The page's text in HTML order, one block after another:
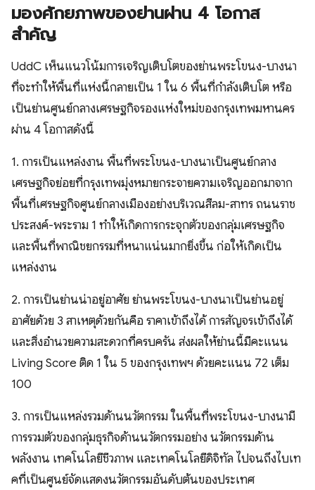
มองศักยภาพของย่านผ่าน 4 โอกาส
สำคัญ
UddC เห็นแนวโน้มการเจริญเติบโตของย่านพระโขนง-บางนา
ที่จะทำให้พื้นที่แห่งนี้กลายเป็น 1 ใน 6 พื้นที่กำลังเติบโต หรือ
เป็นย่านศูนย์กลางเศรษฐกิจรองแห่งใหม่ของกรุงเทพมหานคร
ผ่าน 4 โอกาสดังนี้
1. การเป็นแหล่งงาน พื้นที่พระโขนง-บางนาเป็นศูนย์กลาง
เศรษฐกิจย่อยที่กรุงเทพมุ่งหมายกระจายความเจริญออกมาจาก
พื้นที่เศรษฐกิจศูนย์กลางเมืองอย่างบริเวณสีลม-สาทร ถนนราช
ประสงค์-พระราม 1 ทำให้เกิดการกระจุกตัวของกลุ่มเศรษฐกิจ
และพื้นที่พาณิชยกรรมที่หนาแน่นมากยิ่งขึ้น ก่อให้เกิดเป็น
แหล่งงาน
2. การเป็นย่านน่าอยู่อาศัย ย่านพระโขนง-บางนาเป็นย่านอยู่
อาศัยด้วย 3 สาเหตุด้วยกันคือ ราคาเข้าถึงได้ การสัญจรเข้าถึงได้
และสิ่งอำนวยความสะดวกที่ครบครัน ส่งผลให้ย่านนี้มีคะแนน
Living Score ติด 1 ใน 5 ของกรุงเทพฯ ด้วยคะแนน 72 เต็ม
100
3. การเป็นแหล่งรวมด้านนวัตกรรม ในพื้นที่พระโขนง-บางนามี
การรวมตัวของกลุ่มธุรกิจด้านนวัตกรรมอย่าง นวัตกรรมด้าน
พลังงาน เทคโนโลยีชีวภาพ และเทคโนโลยีดิจิทัล ไปจนถึงไบเท
คที่เป็นศูนย์จัดแสดงนวัตกรรมอันดับต้นของประเทศ